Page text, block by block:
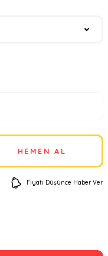
HEMEN AL
Fiyatı Düşünce Haber Ver